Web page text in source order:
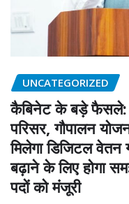
UNCATEGORIZED
कैबिनेट के बड़े फैसले:
परिसर, गौपालन
मिलेगा डिजिटल वेतन
बढ़ाने के लिए होगा
पदों को मंजूरी